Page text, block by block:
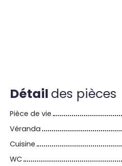
Détail des pièces
Pièce de vie
Véranda
Cuisine
WC